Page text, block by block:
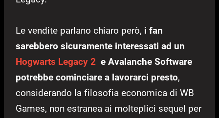
Le vendite parlano chiaro però, i fan
sarebbero sicuramente interessati ad un
Hogwarts Legacy 2 e Avalanche Software
potrebbe cominciare a lavorarci presto,
considerando la filosofia economica di WB
Games, non estranea ai molteplici sequel per